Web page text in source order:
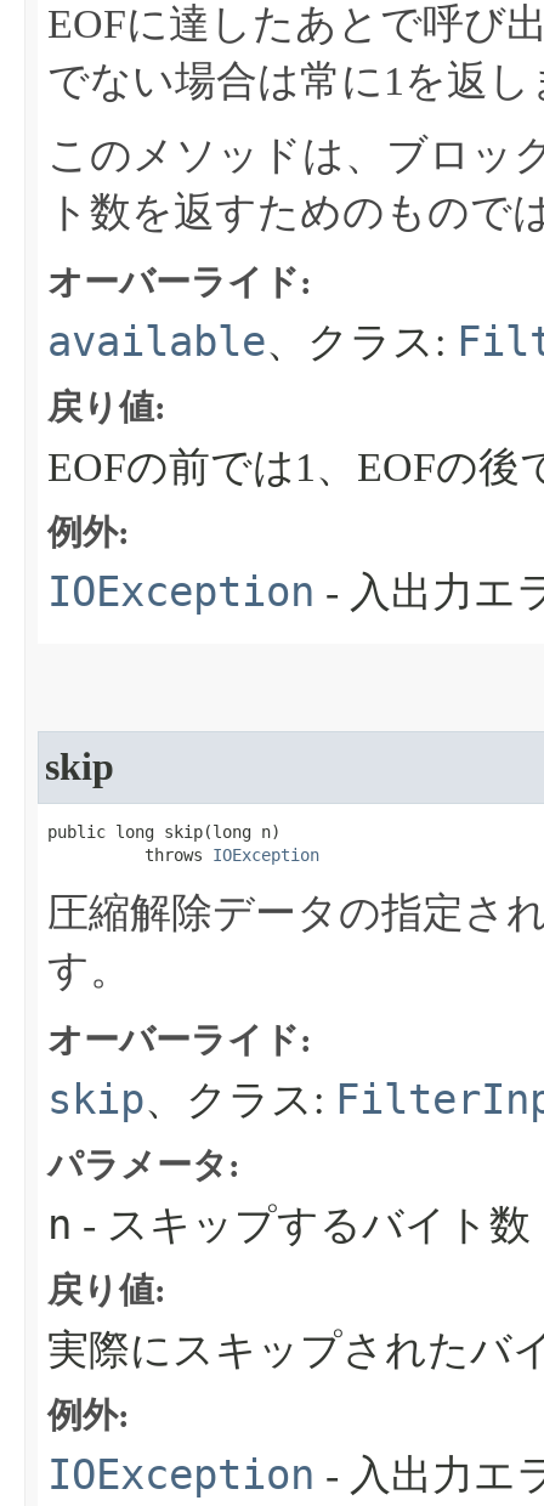
EOFに達したあとで呼び
でない場合は常に1を返し
このメソッドは、ブロッ
ト数を返すためのもので
オーバーライド:
available、クラス:
戻り値:
EOFの前では1、EOFの後
例外:
IOException - 入出力エ
skip
public long skip​(long n)
          throws
IOException
圧縮解除データの指定さ
す。
オーバーライド:
skip、クラス:
パラメータ:
n - スキップするバイト数
戻り値:
実際にスキップされたバ
例外:
IOException - 入出力エ